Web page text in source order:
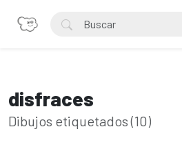
disfraces
Dibujos etiquetados (10)